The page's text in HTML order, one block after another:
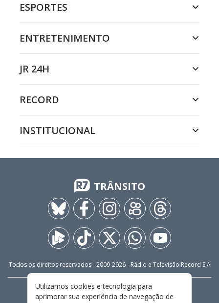
ESPORTES
ENTRETENIMENTO
JR 24H
RECORD
INSTITUCIONAL
TRÂNSITO
Todos os direitos reservados - 2009-2026- Rádio e Televisão Record S.A
FALE CONOSCO
PRIVACIDADE
Utilizamos cookies e tecnologia para
aprimorar sua experiência de navegação de